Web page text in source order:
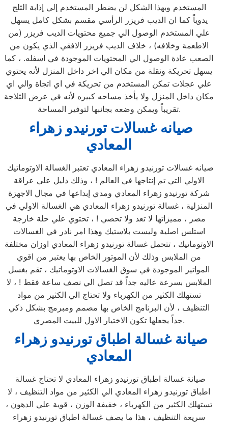
المستخدم وبهذا الشكل لن يضطر المستخدم إلي إذابة الثلج
يدوياً كما ان الديب فريزر الرأسي مقسم بشكل كامل يسهل
علي المستخدم الوصول الي جميع محتويات الديب فريزر (من
الاطعمة وخلافه) ، خلاف الديب فريزر الافقي الذي يكون من
الصعب عادة الوصول الي المحتويات الموجودة في اسفله. ، كما
يسهل تحريكة ونقلة من مكان الي اخر داخل المنزل لأنه يحتوي
علي عجلات تمكن المستخدم من تحريكة في اي اتجاة والي اي
مكان داخل المنزل ولا يأخذ مساحه كبيره لأنه في عرض الثلاجة
تقريباً ويمكن وضعه بجانبها لتوفير المساحة.
المعادي
الاولي التي تم إنتاجها في العالم ! ، وذلك دليل علي عراقة
شركة تورنيدو زهراء المعادي ومدي إبداعها في مجال الاجهزة
المنزلية ، غسالة تورنيدو زهراء المعادي هي الغسالة الاولي في
مصر ، مميزاتها لا تعد ولا تحصي ! ، تحتوي علي حلة خارجة
استلس اصلية وليست بلاستيك وهذا امر نادر في الغسالات
الاوتوماتيك ، تتحمل غسالة تورنيدو زهراء المعادي اوزان مختلفة
من الملابس وذلك لأن الموتور الخاص بها يعتبر من اقوي
المواتير الموجودة في سوق الغسالات الاوتوماتيك ، تقم بغسل
الملابس بسرعة عاليه جداً قد تصل الي نصف ساعة فقط ! ، لا
تستهلك الكثير من الكهرباء ولا تحتاج الي الكثير من مواد
التنظيف ، لأن البرنامج الخاص بها مصمم ومبرمج بشكل ذكي
جداً يجعلها تكون الاختيار الاول للبيت المصري.
المعادي
اطباق تورنيدو زهراء المعادي الي الكثير من مواد التنظيف ، لا
تستهلك الكثير من الكهرباء ، خفيفة الوزن ، قوية علي الدهون ،
سريعة التنظيف ، هذا ما يصف غسالة اطباق تورنيدو زهراء